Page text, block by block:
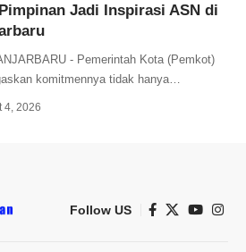
Jadi Inspirasi ASN di
- Pemerintah Kota (Pemkot)
komitmennya tidak hanya…
4, 2026
Follow US